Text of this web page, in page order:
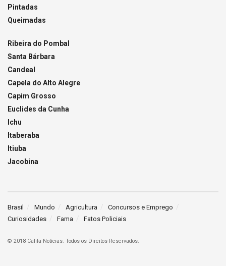
Pintadas
Queimadas
Ribeira do Pombal
Santa Bárbara
Candeal
Capela do Alto Alegre
Capim Grosso
Euclides da Cunha
Ichu
Itaberaba
Itiuba
Jacobina
Brasil Mundo Agricultura
Concursos e Emprego
Curiosidades
Fama Fatos Policiais
© 2018 Calila Notícias. Todos os Direitos Reservados.